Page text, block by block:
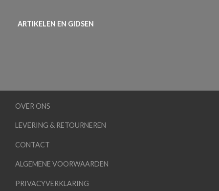
ARTIKELEN EN GIDSEN
OVER ONS
LEVERING & RETOURNEREN
CONTACT
ALGEMENE VOORWAARDEN
PRIVACYVERKLARING